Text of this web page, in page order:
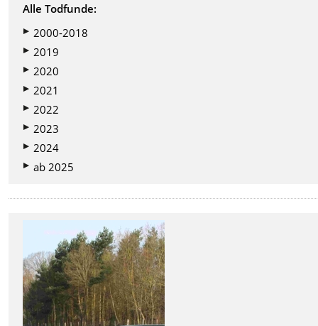
Alle Todfunde:
2000-2018
2019
2020
2021
2022
2023
2024
ab 2025